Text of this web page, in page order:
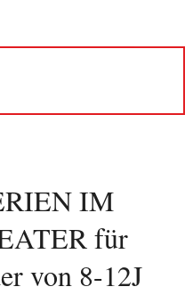
IM
für
von 8-12J